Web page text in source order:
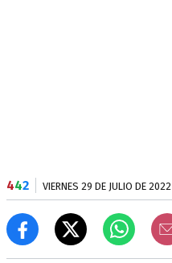
442 VIERNES 29 DE JULIO DE 2022